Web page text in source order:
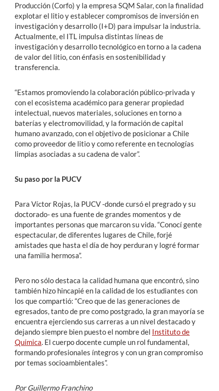
Producción (Corfo) y la empresa SQM Salar, con la finalidad
explotar el litio y establecer compromisos de inversión en
investigación y desarrollo (I+D) para impulsar la industria.
Actualmente, el ITL impulsa distintas líneas de
investigación y desarrollo tecnológico en torno a la cadena
de valor del litio, con énfasis en sostenibilidad y
transferencia.
“Estamos promoviendo la colaboración público-privada y
con el ecosistema académico para generar propiedad
intelectual, nuevos materiales, soluciones en torno a
baterías y electromovilidad, y la formación de capital
humano avanzado, con el objetivo de posicionar a Chile
como proveedor de litio y como referente en tecnologías
limpias asociadas a su cadena de valor”.
Su paso por la PUCV
Para Víctor Rojas, la PUCV -donde cursó el pregrado y su
doctorado- es una fuente de grandes momentos y de
importantes personas que marcaron su vida. “Conocí gente
espectacular, de diferentes lugares de Chile, forjé
amistades que hasta el día de hoy perduran y logré formar
una familia hermosa”.
Pero no sólo destaca la calidad humana que encontró, sino
también hizo hincapié en la calidad de los estudiantes con
los que compartió: “Creo que de las generaciones de
egresados, tanto de pre como postgrado, la gran mayoría se
encuentra ejerciendo sus carreras a un nivel destacado y
dejando siempre bien puesto el nombre del Instituto de
Química . El cuerpo docente cumple un rol fundamental,
formando profesionales íntegros y con un gran compromiso
por temas socioambientales”.
Por Guillermo Franchino